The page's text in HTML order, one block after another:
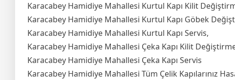
Karacabey Hamidiye Mahallesi Kurtul Kapı Kilit
Karacabey Hamidiye Mahallesi Kurtul Kapı Göbek
Karacabey Hamidiye Mahallesi Kurtul Kapı Servis,
Karacabey Hamidiye Mahallesi Çeka Kapı Kilit
Karacabey Hamidiye Mahallesi Çeka Kapı Servis
Karacabey Hamidiye Mahallesi Tüm Çelik Kapılarınız